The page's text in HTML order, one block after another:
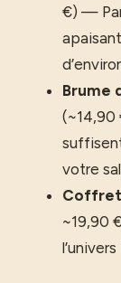
€) —
Brume
(~14,90
votre
Coffret
~19,90